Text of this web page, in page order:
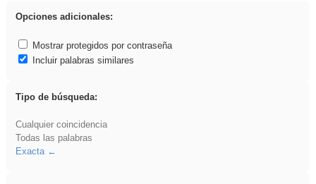
Opciones adicionales:
Mostrar protegidos por contraseña
Incluir palabras similares
Tipo de búsqueda:
Cualquier coincidencia
Todas las palabras
Exacta